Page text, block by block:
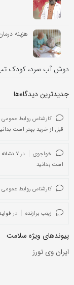
هزینه درمان
دوش آب سرد، کودک
جدیدترین دیدگاه‌‌ها
کارشناس روابط عمومی
قبل از خرید بهتر است
خواجوی در
۷
است بدانید
کارشناس روابط عمومی
زینب برازنده در
پیوندهای ویژه سلامت
ایران وی تورز